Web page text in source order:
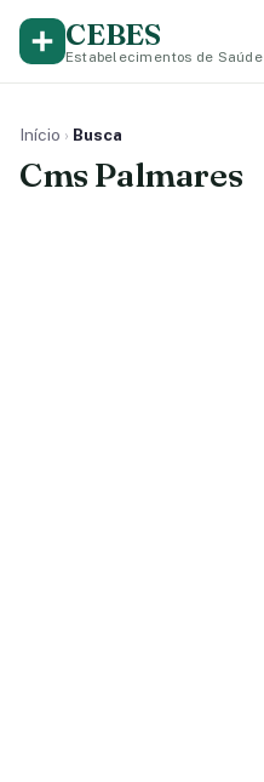
CEBES
Estabelecimentos de Saúde
Início › Busca
Cms Palmares